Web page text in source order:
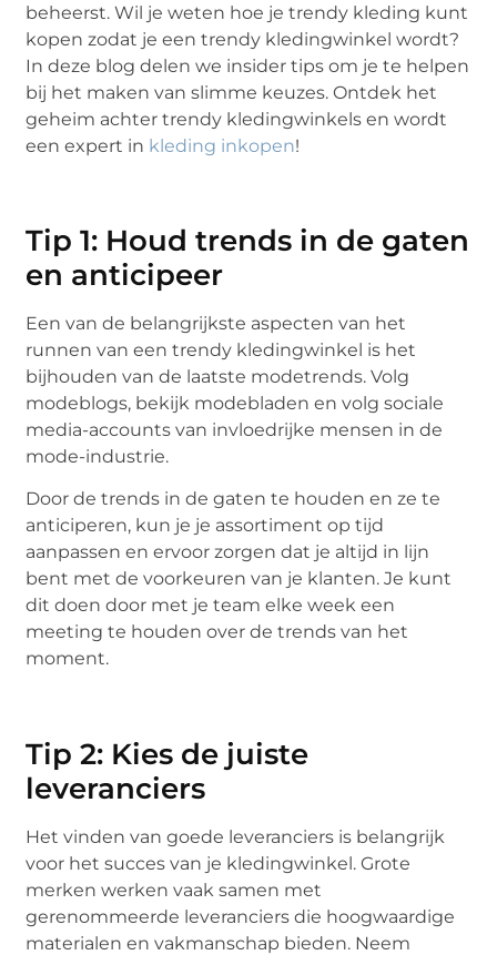
beheerst. Wil je weten hoe je trendy kleding kunt
kopen zodat je een trendy kledingwinkel wordt?
In deze blog delen we insider tips om je te helpen
bij het maken van slimme keuzes. Ontdek het
geheim achter trendy kledingwinkels en wordt
een expert in kleding inkopen!
Tip 1: Houd trends in de gaten
en anticipeer
Een van de belangrijkste aspecten van het
runnen van een trendy kledingwinkel is het
bijhouden van de laatste modetrends. Volg
modeblogs, bekijk modebladen en volg sociale
media-accounts van invloedrijke mensen in de
mode-industrie.
Door de trends in de gaten te houden en ze te
anticiperen, kun je je assortiment op tijd
aanpassen en ervoor zorgen dat je altijd in lijn
bent met de voorkeuren van je klanten. Je kunt
dit doen door met je team elke week een
meeting te houden over de trends van het
moment.
Tip 2: Kies de juiste
leveranciers
Het vinden van goede leveranciers is belangrijk
voor het succes van je kledingwinkel. Grote
merken werken vaak samen met
gerenommeerde leveranciers die hoogwaardige
materialen en vakmanschap bieden. Neem